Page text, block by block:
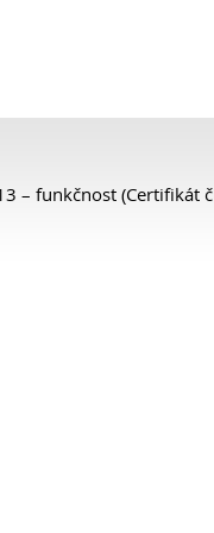
– funkčnost (Certifikát